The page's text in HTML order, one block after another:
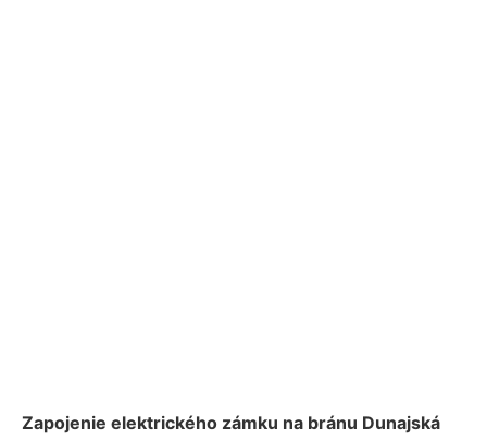
Zapojenie elektrického zámku na bránu Dunajská